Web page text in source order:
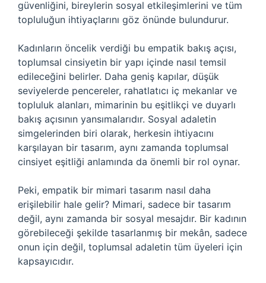
güvenliğini, bireylerin sosyal etkileşimlerini ve tüm
topluluğun ihtiyaçlarını göz önünde bulundurur.
Kadınların öncelik verdiği bu empatik bakış açısı,
toplumsal cinsiyetin bir yapı içinde nasıl temsil
edileceğini belirler. Daha geniş kapılar, düşük
seviyelerde pencereler, rahatlatıcı iç mekanlar ve
topluluk alanları, mimarinin bu eşitlikçi ve duyarlı
bakış açısının yansımalarıdır. Sosyal adaletin
simgelerinden biri olarak, herkesin ihtiyacını
karşılayan bir tasarım, aynı zamanda toplumsal
cinsiyet eşitliği anlamında da önemli bir rol oynar.
Peki, empatik bir mimari tasarım nasıl daha
erişilebilir hale gelir? Mimari, sadece bir tasarım
değil, aynı zamanda bir sosyal mesajdır. Bir kadının
görebileceği şekilde tasarlanmış bir mekân, sadece
onun için değil, toplumsal adaletin tüm üyeleri için
kapsayıcıdır.